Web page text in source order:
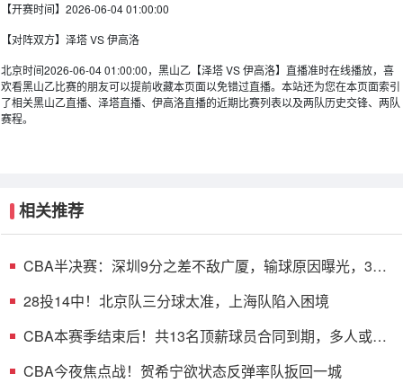
【开赛时间】 2026-06-04 01:00:00
【对阵双方】 泽塔 VS 伊高洛
北京时间2026-06-04 01:00:00，黑山乙【泽塔 VS 伊高洛】直播准时在线播放，喜
欢看黑山乙比赛的朋友可以提前收藏本页面以免错过直播。本站还为您在本页面索引
了相关黑山乙直播、泽塔直播、伊高洛直播的近期比赛列表以及两队历史交锋、两队
赛程。
相关推荐
CBA半决赛：深圳9分之差不敌广厦，输球原因曝光，3人
28投14中！北京队三分球太准，上海队陷入困境
CBA本赛季结束后！共13名顶薪球员合同到期，多人或遭
CBA今夜焦点战！贺希宁欲状态反弹率队扳回一城